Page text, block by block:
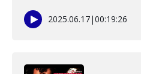
2025.06.17|00:19:26